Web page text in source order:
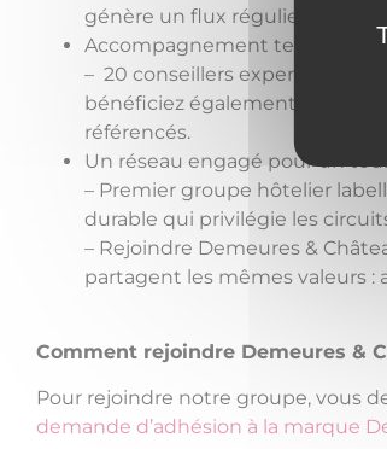
génère un flux régulier de
Accompagnement terrain
– 20 conseillers experts vous
bénéficiez également d’une
référencés.
Un réseau engagé pour un
– Premier groupe hôtelier
durable qui privilégie les
– Rejoindre Demeures &
partagent les mêmes valeurs
Comment rejoindre Demeures &
Pour rejoindre notre groupe, vous
demande d’adhésion à la marque